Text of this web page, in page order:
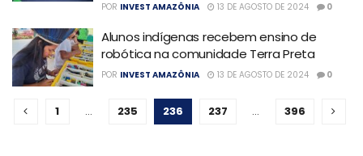
POR INVEST AMAZÔNIA 13 DE AGOSTO DE 2024 0
Alunos indígenas recebem ensino de
robótica na comunidade Terra Preta
POR INVEST AMAZÔNIA 13 DE AGOSTO DE 2024 0
1 … 235 236 237 … 396